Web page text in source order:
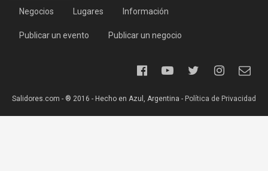
Negocios Lugares Información
Publicar un evento Publicar un negocio
Salidores.com - ® 2016 - Hecho en Azul, Argentina - Política de Privacidad